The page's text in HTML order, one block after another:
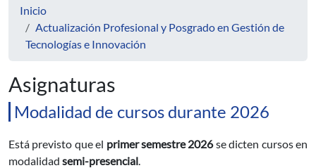
Inicio
Actualización Profesional y Posgrado en Gestión de
Tecnologías e Innovación
Asignaturas
Modalidad de cursos durante 2026
Está previsto que el primer semestre 2026se dicten cursos en
modalidad semi-presencial.